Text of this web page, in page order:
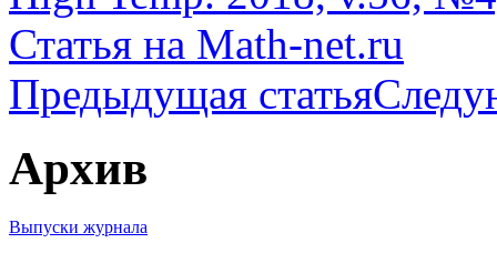
Статья на Math-net.ru
Предыдущая статья
Архив
Выпуски журнала